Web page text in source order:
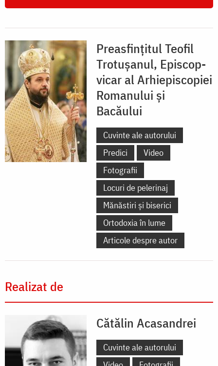
Preasfințitul Teofil
Trotușanul, Episcop-
vicar al Arhiepiscopiei
Romanului și
Bacăului
Cuvinte ale autorului
Predici
Video
Fotografii
Locuri de pelerinaj
Mănăstiri și biserici
Ortodoxia în lume
Articole despre autor
Realizat de
Cătălin Acasandrei
Cuvinte ale autorului